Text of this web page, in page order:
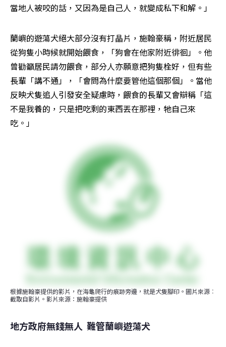
當地人被咬的話，又因為是自己人，就變成私下和解。」
蘭嶼的遊蕩犬絕大部分沒有打晶片，施翰豪稱，附近居民
從狗隻小時候就開始餵食，「狗會在他家附近徘徊」。他
曾勸籲居民請勿餵食，部分人亦願意把狗隻栓好，但有些
長輩「講不通」，「會問為什麼要管他這個那個」。當他
反映犬隻追人引發安全疑慮時，餵食的長輩又會辯稱「這
不是我養的，只是把吃剩的東西丟在那裡，牠自己來
吃。」
根據施翰豪提供的影片，在海龜爬行的痕跡旁邊，就是犬隻腳印。圖片來源︰
截取自影片。影片來源：施翰豪提供
地方政府無錢無人  難管蘭嶼遊蕩犬